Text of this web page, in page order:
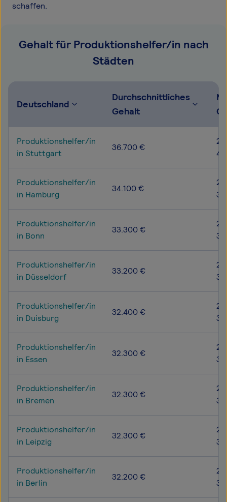
schaffen.
Gehalt für Produktionshelfer/in nach
Städten
Deutschland
Durchschnittliches
Gehalt
Produktionshelfer/in
in Stuttgart
36.700 €
Produktionshelfer/in
in Hamburg
34.100 €
Produktionshelfer/in
in Bonn
33.300 €
Produktionshelfer/in
in Düsseldorf
33.200 €
Produktionshelfer/in
in Duisburg
32.400 €
Produktionshelfer/in
in Essen
32.300 €
Produktionshelfer/in
in Bremen
32.300 €
Produktionshelfer/in
in Leipzig
32.300 €
Produktionshelfer/in
in Berlin
32.200 €